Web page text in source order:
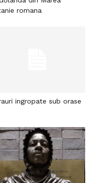
romana
ingropate sub orase